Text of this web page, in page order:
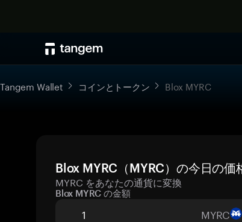
Tangem Wallet コインとトークン Blox MYRC
Blox MYRC（MYRC）の今日の
MYRC をあなたの通貨に変換
Blox MYRC の金額
MYRC